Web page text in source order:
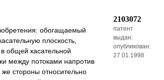
обогащаемый
плоскость,
общей касательной
между потоками напротив
стороны относительно
2103072
патент
выдан:
опубликован:
27.01.1998